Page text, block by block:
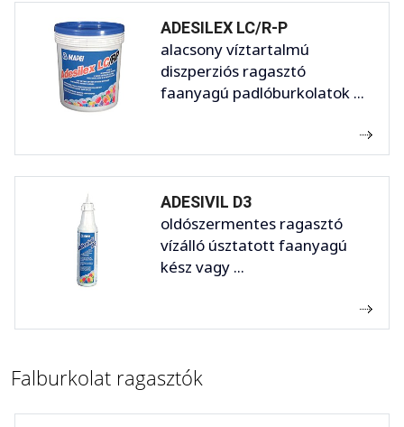
ADESILEX LC/R-P
alacsony víztartalmú
diszperziós ragasztó
faanyagú padlóburkolatok ...
ADESIVIL D3
oldószermentes ragasztó
vízálló úsztatott faanyagú
kész vagy ...
Falburkolat ragasztók